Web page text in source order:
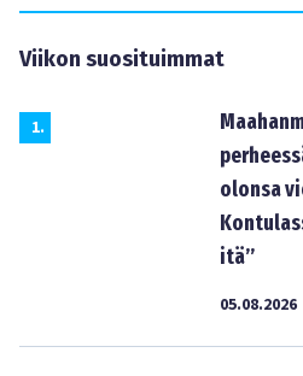
Viikon suosituimmat
1.
olonsa
itä”
05.08.2026